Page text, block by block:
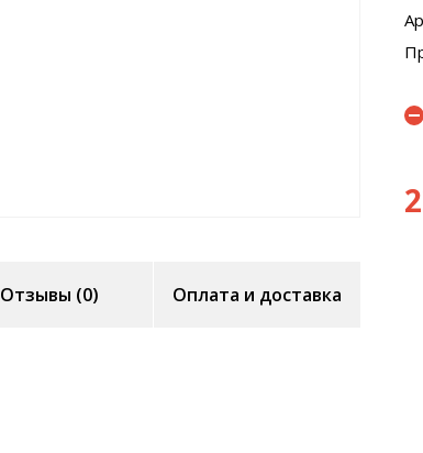
Отзывы (0) Оплата и доставка